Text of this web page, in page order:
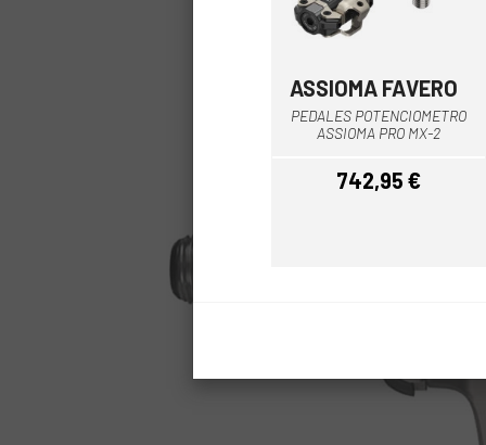
Negro
ASSIOMA FAVERO
PEDALES POTENCIOMETRO
ASSIOMA PRO MX-2
Precio
742,95 €